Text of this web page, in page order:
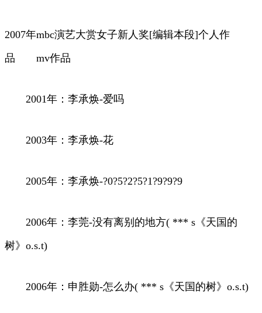
2007年mbc演艺大赏女子新人奖[编辑本段]个人作
品 mv作品
2001年：李承焕-爱吗
2003年：李承焕-花
2005年：李承焕-?0?5?2?5?1?9?9?9
2006年：李莞-没有离别的地方( *** s《天国的
树》o.s.t)
2006年：申胜勋-怎么办( *** s《天国的树》o.s.t)